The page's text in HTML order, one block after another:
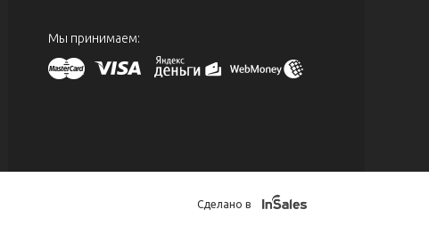
Мы принимаем:
Сделано в